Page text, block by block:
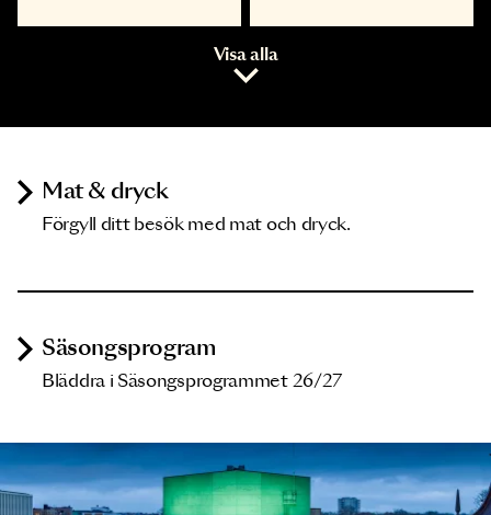
Visa alla
Mat & dryck
Förgyll ditt besök med mat och dryck.
Säsongsprogram
Bläddra i Säsongsprogrammet 26/27